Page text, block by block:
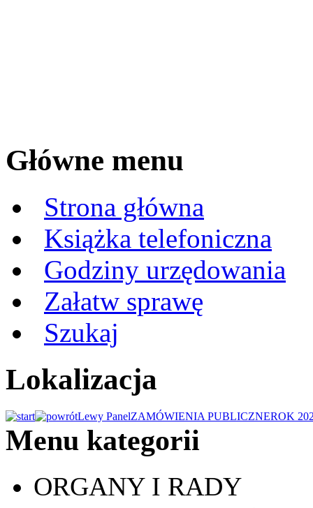
Główne menu
Strona główna
Książka telefoniczna
Godziny urzędowania
Załatw sprawę
Szukaj
Lokalizacja
Lewy PanelZAMÓWIENIA PUBLICZNEROK
Menu kategorii
ORGANY I RADY